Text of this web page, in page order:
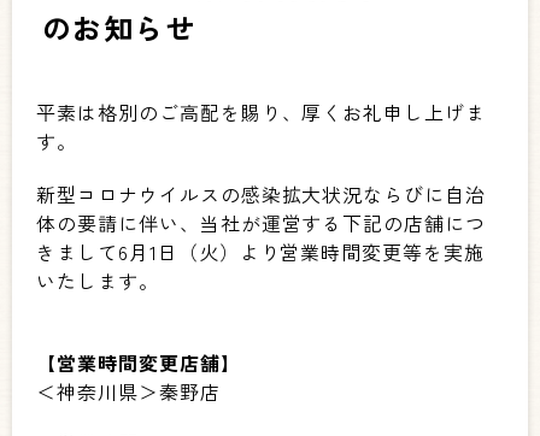
のお知らせ
平素は格別のご高配を賜り、厚くお礼申し上げま
す。
新型コロナウイルスの感染拡大状況ならびに自治
体の要請に伴い、当社が運営する下記の店舗につ
きまして6月1日（火）より 営業時間変更等を実施
いたします。
【営業時間変更店舗】
＜神奈川県＞秦野店